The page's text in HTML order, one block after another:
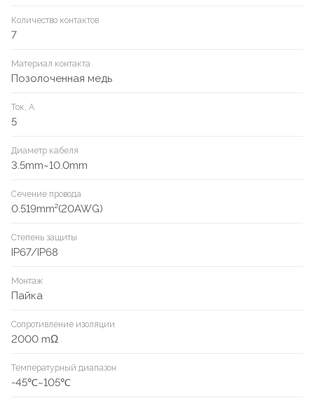
Количество контактов
7
Материал контакта
Позолоченная медь
Ток, А
5
Диаметр кабеля
3.5mm~10.0mm
Сечение провода
0.519mm²(20AWG)
Степень защиты
IP67/IP68
Монтаж
Пайка
Сопротивление изоляции
2000 mΩ
Температурный диапазон
-45℃~105℃